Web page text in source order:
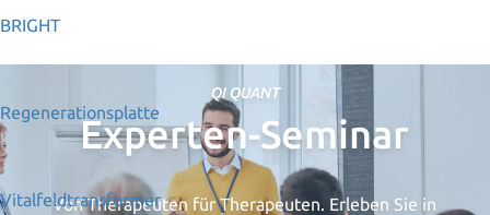
BRIGHT
Regenerationsplatte
Vitalfeldtransformer
QI QUANT
Experten-Seminar
Von Therapeuten für Therapeuten. Erleben Sie in